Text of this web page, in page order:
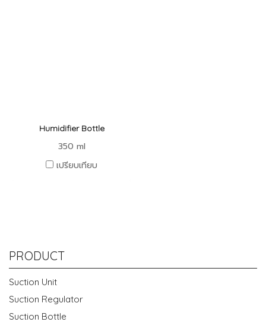
Humidifier Bottle
350 ml
เปรียบเทียบ
PRODUCT
Suction Unit
Suction Regulator
Suction Bottle